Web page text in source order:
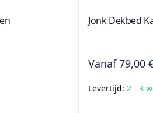
Jonk Dekbed
Vanaf79,00
Levertijd: 2 - 3